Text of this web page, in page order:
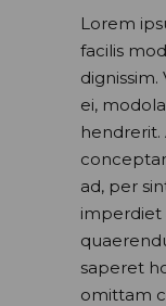
Lorem
facilis
dignissim.
ei,
hendrerit.
ad, per
imperdiet
saperet
omittam